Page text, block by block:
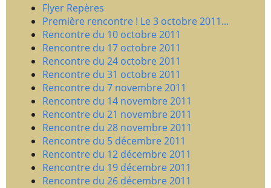
Flyer Repères
Première rencontre ! Le 3 octobre 2011...
Rencontre du 10 octobre 2011
Rencontre du 17 octobre 2011
Rencontre du 24 octobre 2011
Rencontre du 31 octobre 2011
Rencontre du 7 novembre 2011
Rencontre du 14 novembre 2011
Rencontre du 21 novembre 2011
Rencontre du 28 novembre 2011
Rencontre du 5 décembre 2011
Rencontre du 12 décembre 2011
Rencontre du 19 décembre 2011
Rencontre du 26 décembre 2011